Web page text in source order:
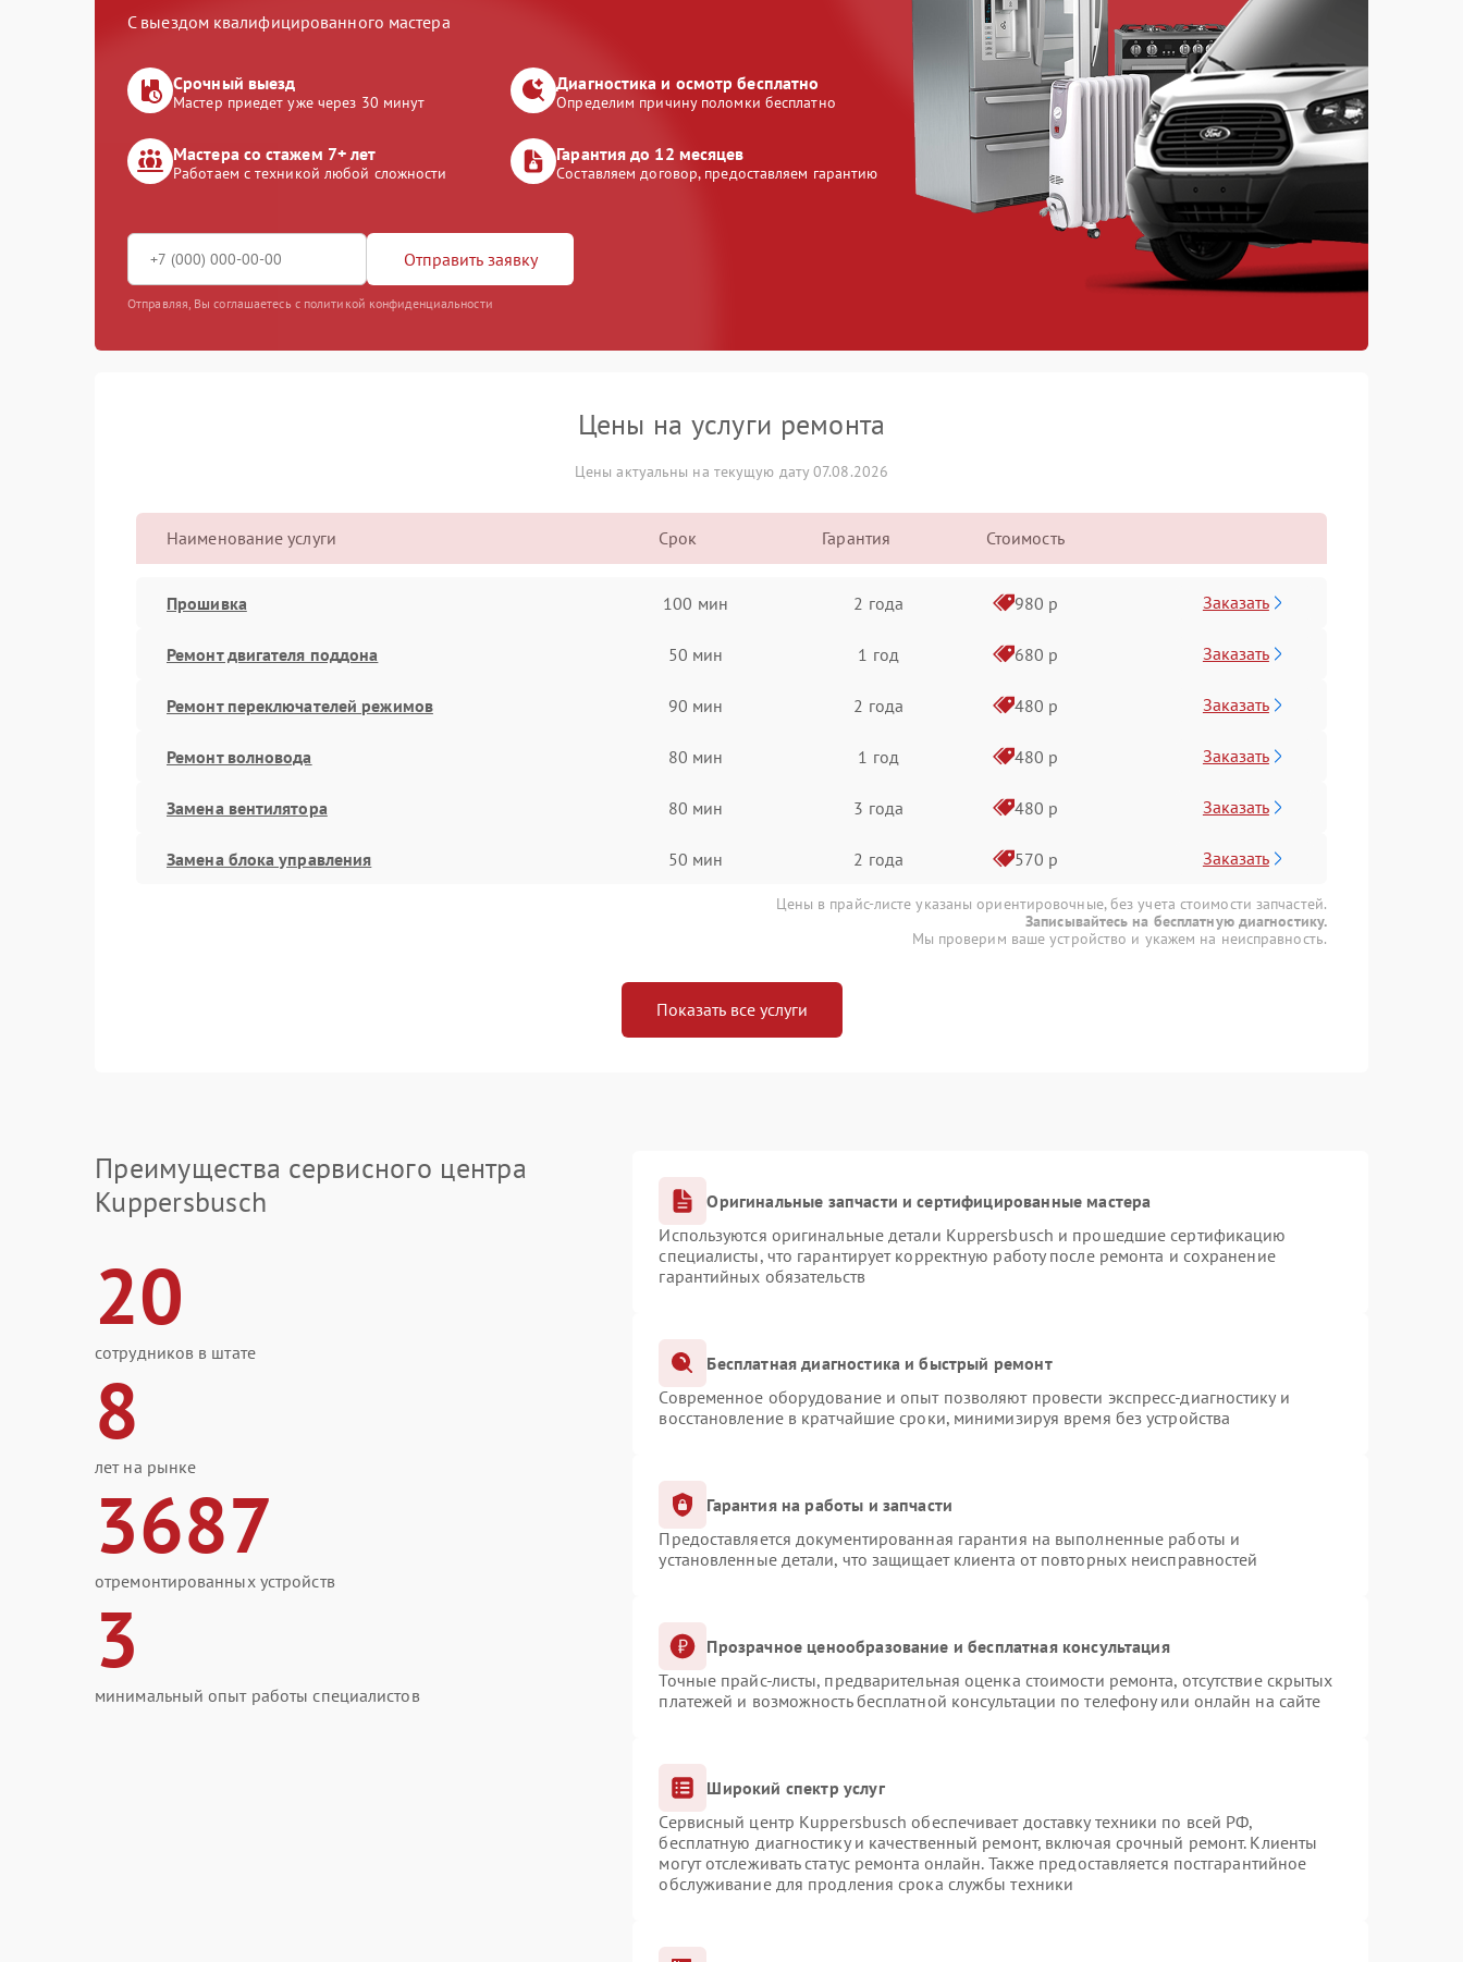
С выездом квалифицированного мастера
Срочный выезд
Мастер приедет уже через 30 минут
Диагностика и осмотр бесплатно
Определим причину поломки бесплатно
Мастера со стажем 7+ лет
Работаем с техникой любой сложности
Гарантия до 12 месяцев
Составляем договор, предоставляем гарантию
Отправить заявку
Отправляя, Вы соглашаетесь с политикой конфиденциальности
Цены на услуги ремонта
Цены актуальны на текущую дату 07.08.2026
Наименование услуги Срок Гарантия Стоимость
Прошивка 100 мин 2 года 980 р Заказать
Ремонт двигателя поддона 50 мин 1 год 680 р Заказать
Ремонт переключателей режимов 90 мин 2 года 480 р Заказать
Ремонт волновода 80 мин 1 год 480 р Заказать
Замена вентилятора 80 мин 3 года 480 р Заказать
Замена блока управления 50 мин 2 года 570 р Заказать
Цены в прайс-листе указаны ориентировочные, без учета стоимости запчастей.
Записывайтесь на бесплатную диагностику.
Мы проверим ваше устройство и укажем на неисправность.
Показать все услуги
Преимущества сервисного центра
Kuppersbusch
20
сотрудников в штате
8
лет на рынке
3687
отремонтированных устройств
3
минимальный опыт работы специалистов
Оригинальные запчасти и сертифицированные мастера
Используются оригинальные детали Kuppersbusch и прошедшие сертификацию
специалисты, что гарантирует корректную работу после ремонта и сохранение
гарантийных обязательств
Бесплатная диагностика и быстрый ремонт
Современное оборудование и опыт позволяют провести экспресс-диагностику и
восстановление в кратчайшие сроки, минимизируя время без устройства
Гарантия на работы и запчасти
Предоставляется документированная гарантия на выполненные работы и
установленные детали, что защищает клиента от повторных неисправностей
Прозрачное ценообразование и бесплатная консультация
Точные прайс-листы, предварительная оценка стоимости ремонта, отсутствие скрытых
платежей и возможность бесплатной консультации по телефону или онлайн на сайте
Широкий спектр услуг
Сервисный центр Kuppersbusch обеспечивает доставку техники по всей РФ,
бесплатную диагностику и качественный ремонт, включая срочный ремонт. Клиенты
могут отслеживать статус ремонта онлайн. Также предоставляется постгарантийное
обслуживание для продления срока службы техники